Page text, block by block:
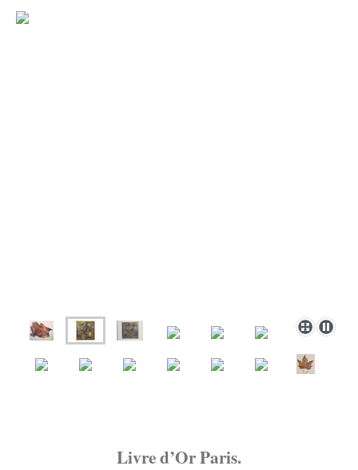
Livre d’Or Paris.